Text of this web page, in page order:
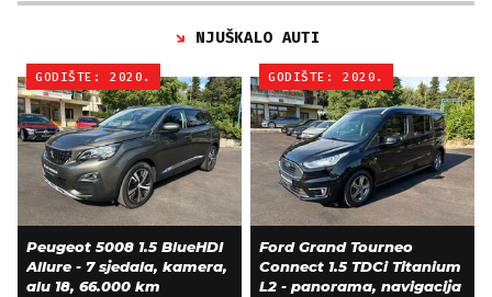
NJUŠKALO AUTI
GODIŠTE: 2020.
Peugeot 5008 1.5 BlueHDI
Allure - 7 sjedala, kamera,
alu 18, 66.000 km
GODIŠTE: 2020.
Ford Grand Tourneo
Connect 1.5 TDCi Titanium
L2 - panorama, navigacija